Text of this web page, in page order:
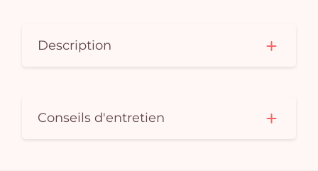
Description
Conseils d'entretien